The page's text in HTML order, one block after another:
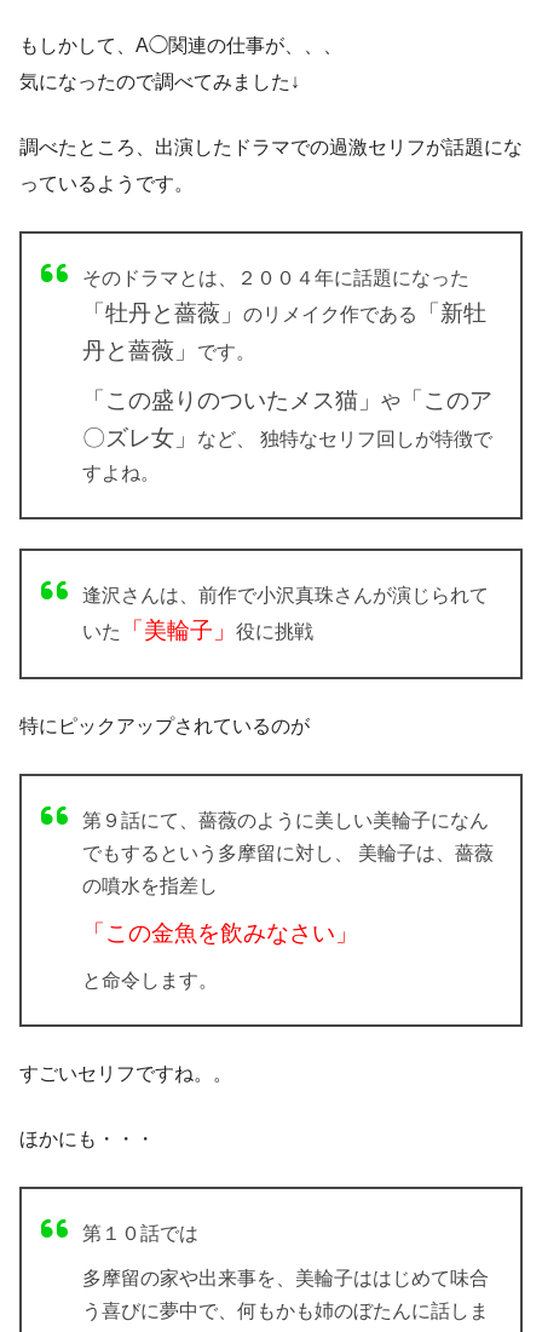
もしかして、A◯関連の仕事が、、、
気になったので調べてみました↓
調べたところ、出演したドラマでの過激セリフが話題にな
っているようです。
そのドラマとは、２００４年に話題になった
「牡丹と薔薇」 のリメイク作である
「新牡
丹と薔薇」
です。
「この盛りのついたメス猫」 や
「このア
〇ズレ女」
など、 独特なセリフ回しが特徴で
すよね。
逢沢さんは、前作で小沢真珠さんが演じられて
いた
「美輪子」 役に挑戦
特にピックアップされているのが
第９話にて、薔薇のように美しい美輪子になん
でもするという多摩留に対し、 美輪子は、薔薇
の噴水を指差し
「この金魚を飲みなさい」
と命令します。
すごいセリフですね。。
ほかにも・・・
第１０話では
多摩留の家や出来事を、美輪子ははじめて味合
う喜びに夢中で、何もかも姉のぼたんに話しま